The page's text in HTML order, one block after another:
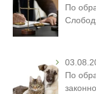
По
По